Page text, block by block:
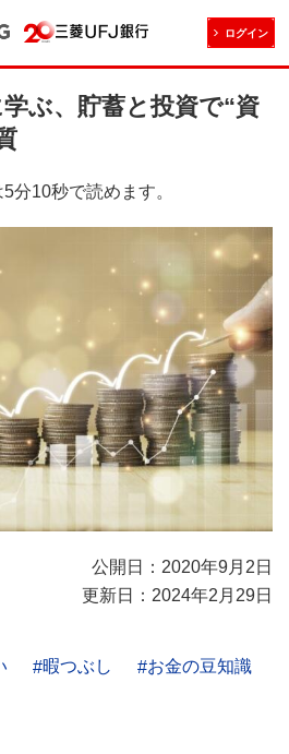
ログイン
学ぶ、貯蓄と投資で“資
分10秒で読めます。
公開日：2020年9月2日
更新日：2024年2月29日
暇つぶし
お金の豆知識